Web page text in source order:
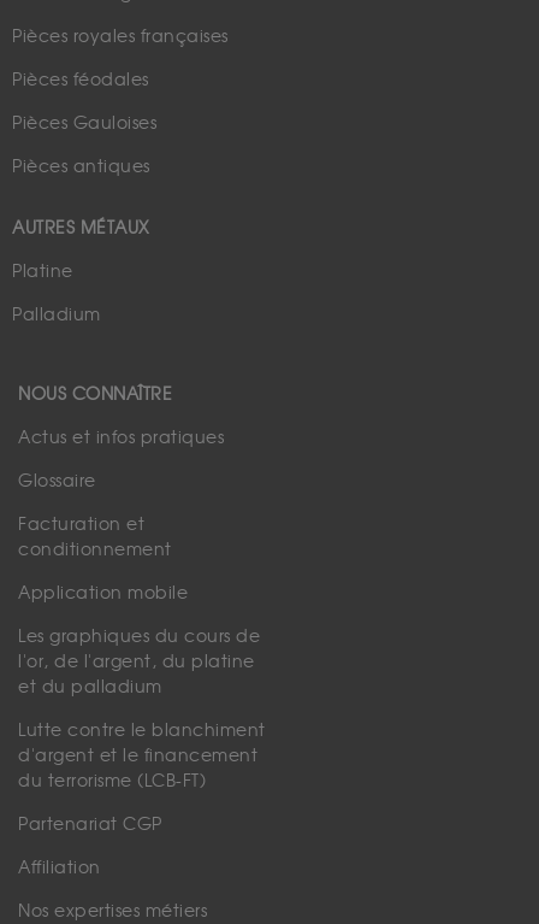
Pièces royales françaises
Pièces féodales
Pièces Gauloises
Pièces antiques
AUTRES MÉTAUX
Platine
Palladium
NOUS CONNAÎTRE
Actus et infos pratiques
Glossaire
Facturation et
conditionnement
Application mobile
Les graphiques du cours de
l'or, de l'argent, du platine
et du palladium
Lutte contre le blanchiment
d'argent et le financement
du terrorisme (LCB-FT)
Partenariat CGP
Affiliation
Nos expertises métiers